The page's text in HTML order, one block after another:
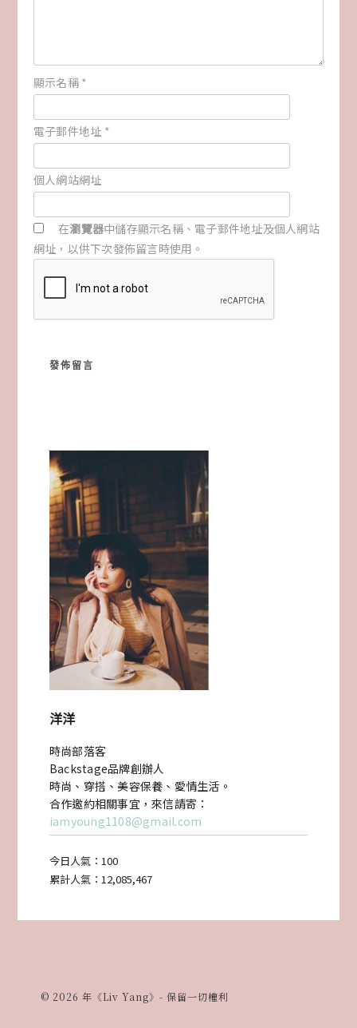
顯示名稱 *
電子郵件地址 *
個人網站網址
在瀏覽器中儲存顯示名稱、電子郵件地址及個人網站
網址，以供下次發佈留言時使用。
洋洋
時尚部落客
Backstage品牌創辦人
時尚、穿搭、美容保養、愛情生活。
合作邀約相關事宜，來信請寄：
iamyoung1108@gmail.com
今日人氣： 100
累計人氣： 12,085,467
© 2026 年《Liv Yang》- 保留一切權利